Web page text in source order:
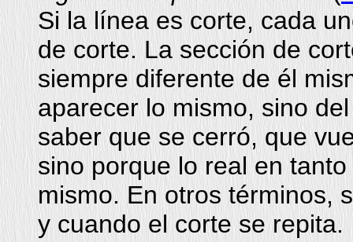
Si la línea es corte, cada
de corte. La sección de
siempre diferente de él
aparecer lo mismo, sino
saber que se cerró, que
sino porque lo real en
mismo. En otros términos,
y cuando el corte se repita.